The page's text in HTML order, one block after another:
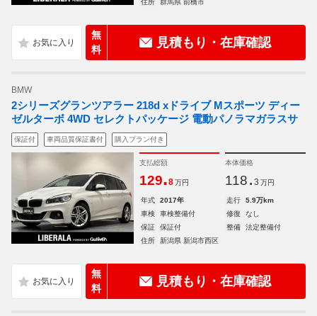
住所
群馬県 前橋市
無
料
見積もり・在庫確認
BMW
2シリーズグランツアラー 218d xドライブ Mスポーツ ディー
ゼルターボ 4WD セレクトパッケージ 電動パノラマガラスサ
保証付 車両品質保証書付 購入プラン付き
支払総額
129.8 万円
本体価格
118. 3 万円
年式 2017年 走行
5.9万km
車検
車検整備付 修復
なし
保証
保証付 整備
法定整備付
住所
新潟県 新潟市西区
無
料
見積もり・在庫確認